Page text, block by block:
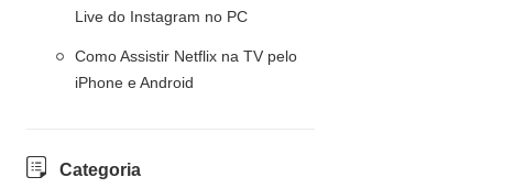
Live do Instagram no PC
Como Assistir Netflix na TV pelo
iPhone e Android
Categoria